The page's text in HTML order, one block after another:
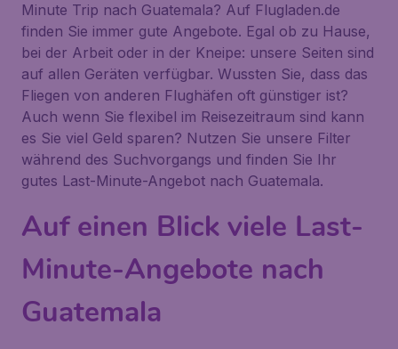
Minute Trip nach Guatemala? Auf Flugladen.de
finden Sie immer gute Angebote. Egal ob zu Hause,
bei der Arbeit oder in der Kneipe: unsere Seiten sind
auf allen Geräten verfügbar. Wussten Sie, dass das
Fliegen von anderen Flughäfen oft günstiger ist?
Auch wenn Sie flexibel im Reisezeitraum sind kann
es Sie viel Geld sparen? Nutzen Sie unsere Filter
während des Suchvorgangs und finden Sie Ihr
gutes Last-Minute-Angebot nach Guatemala.
Auf einen Blick viele Last-
Minute-Angebote nach
Guatemala